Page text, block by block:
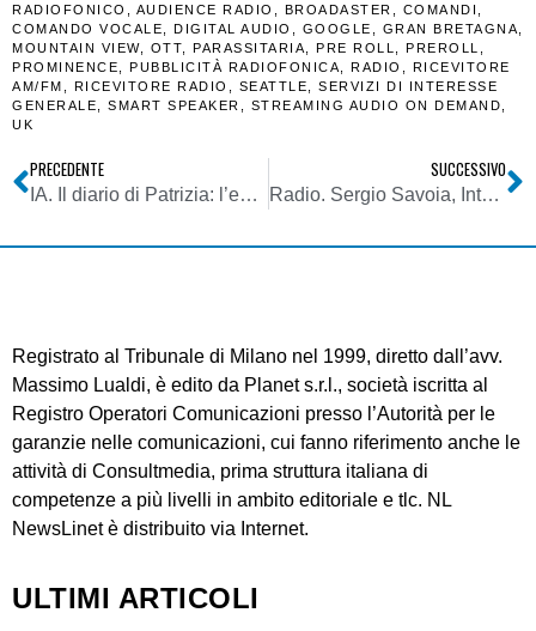
RADIOFONICO
AUDIENCE RADIO BROADASTER COMANDI
COMANDO VOCALE
DIGITAL AUDIO GOOGLE GRAN BRETAGNA
MOUNTAIN VIEW, OTT PARASSITARIA PRE ROLL PREROLL
PROMINENCE
PUBBLICITÀ RADIOFONICA RADIO
RICEVITORE
AM/FM
RICEVITORE RADIO SEATTLE
SERVIZI DI INTERESSE
GENERALE
SMART SPEAKER STREAMING AUDIO ON DEMAND
UK
PRECEDENTE
IA. Il diario di Patrizia: l’esperimento di Peperoni AI, la prima intelligenza artificiale applicata al mondo radio diventa un’opera tutelata
SUCCESSIVO
Radio. Sergio Savoia, Intelligenza Artificiale? Couleur3 ha realizzato un giorno di programmi solo con la IA. Ma non penso che ci sostituirà
Registrato al Tribunale di Milano nel 1999, diretto dall’avv.
Massimo Lualdi, è edito da Planet s.r.l., società iscritta al
Registro Operatori Comunicazioni presso l’Autorità per le
garanzie nelle comunicazioni, cui fanno riferimento anche le
attività di Consultmedia, prima struttura italiana di
competenze a più livelli in ambito editoriale e tlc. NL
NewsLinet è distribuito via Internet.
ULTIMI ARTICOLI